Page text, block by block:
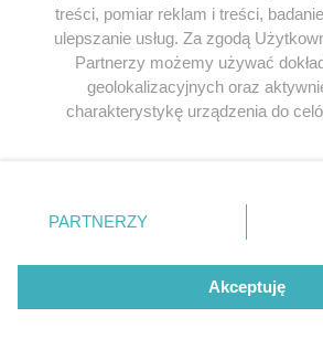
treści, pomiar reklam i treści,
ulepszanie usług. Za zgodą
Partnerzy możemy używać
geolokalizacyjnych oraz
charakterystykę urządzenia do
zmienić/wycofać klikając przycisk
znajdujący się w lewym dolnym rogu
użytkownika, ale masz prawo
przetwarzaniu. Preferencje będą miały
PARTNERZY
Akceptuję